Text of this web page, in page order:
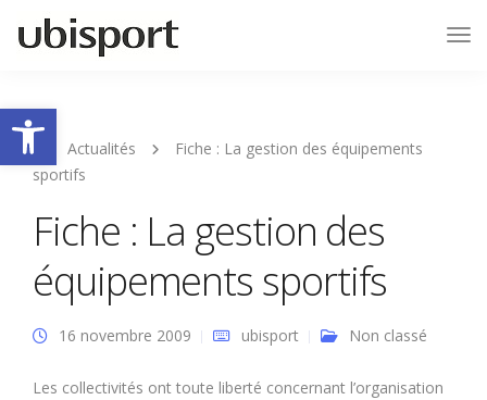
Ouvrir la barre d’outils
Actualités
Fiche : La gestion des équipements
sportifs
Fiche : La gestion des
équipements sportifs
16 novembre 2009 ubisport Non classé
Les collectivités ont toute liberté concernant l’organisation